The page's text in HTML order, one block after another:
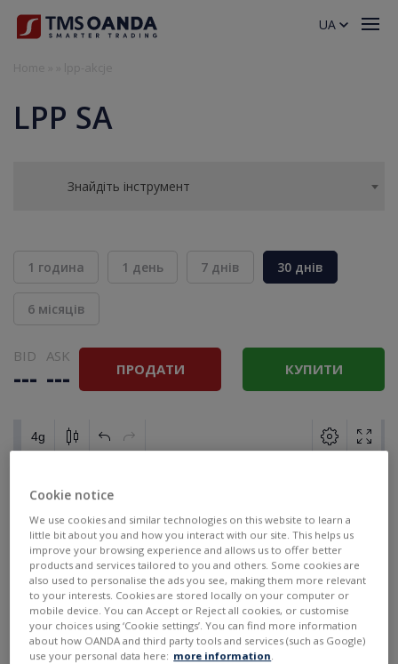
LPP SA
Знайдіть інструмент
1 година 1 день 7 днів 30 днів
6 місяців
BID
---
ASK
--- ПРОДАТИ КУПИТИ
UA
Cookie notice
We use cookies and similar technologies on this website to learn a
little bit about you and how you interact with our site. This helps us
improve your browsing experience and allows us to offer better
products and services tailored to you and others. Some cookies are
also used to personalise the ads you see, making them more relevant
to your interests. Cookies are stored locally on your computer or
mobile device. You can Accept or Reject all cookies, or customise
your choices using ‘Cookie settings’. You can find more information
about how OANDA and third party tools and services (such as Google)
use your personal data here: more information.